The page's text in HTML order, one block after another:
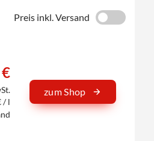
Preis inkl. Versand
/ l
zum Shop